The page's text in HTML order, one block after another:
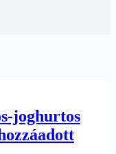
joghurtos